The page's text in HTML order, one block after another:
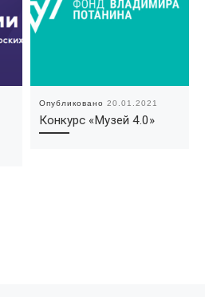
Опубликовано 20.01.2021
Конкурс «Музей 4.0»